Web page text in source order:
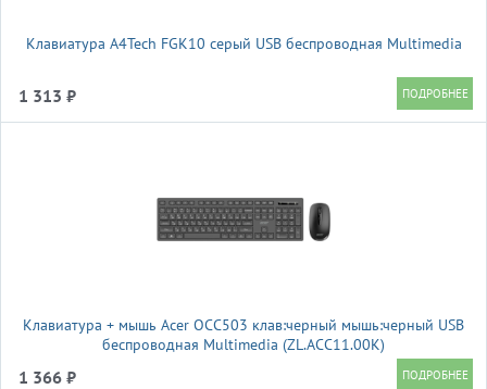
Клавиатура A4Tech FGK10 серый USB беспроводная Multimedia
1 313 ₽
Клавиатура + мышь Acer OCC503 клав:черный мышь:черный USB
беспроводная Multimedia (ZL.ACC11.00K)
1 366 ₽